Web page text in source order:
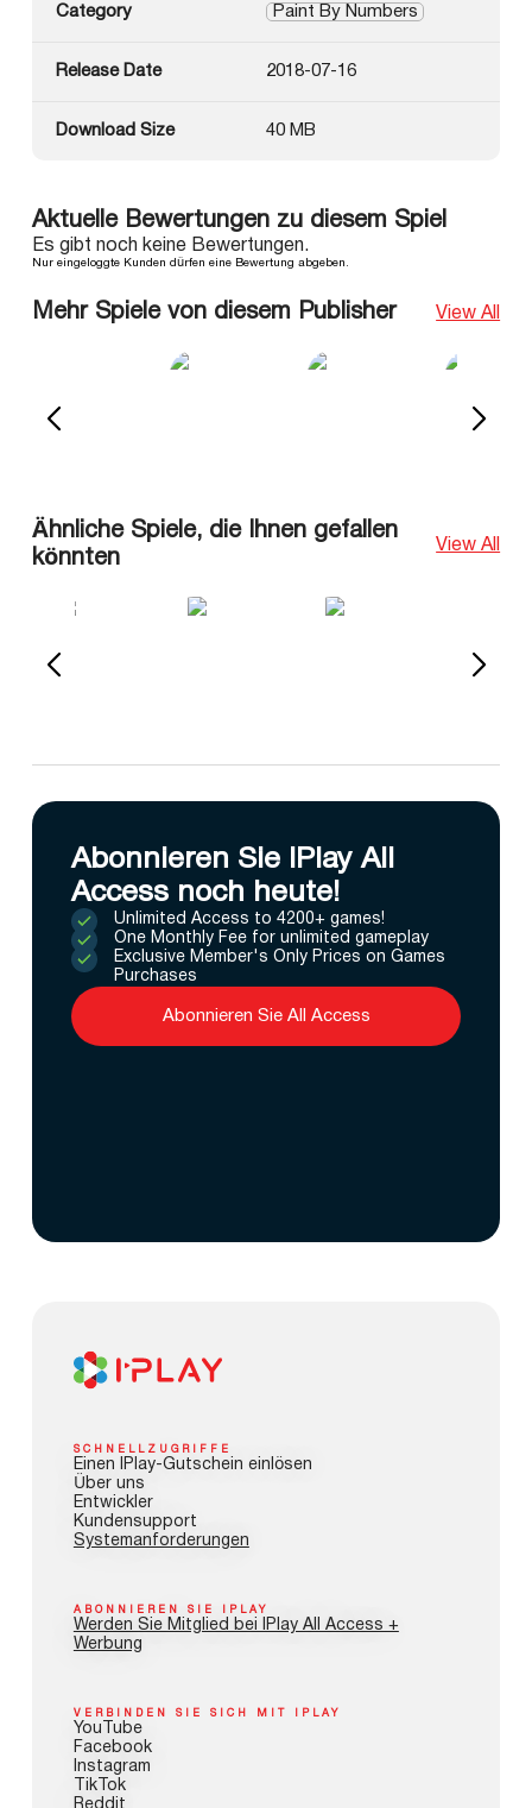
Category Paint By Numbers
Release Date 2018-07-16
Download Size 40 MB
Aktuelle Bewertungen zu diesem Spiel
Es gibt noch keine Bewertungen.
Nur eingeloggte Kunden dürfen eine Bewertung abgeben.
Mehr Spiele von diesem Publisher View All
Ähnliche Spiele, die Ihnen gefallen
könnten
View All
Abonnieren Sie IPlay All
Access noch heute!
Unlimited Access to 4200+ games!
One Monthly Fee for unlimited gameplay
Exclusive Member's Only Prices on Games
Purchases
Abonnieren Sie All Access
SCHNELLZUGRIFFE
Einen IPlay-Gutschein einlösen
Über uns
Entwickler
Kundensupport
Systemanforderungen
ABONNIEREN SIE IPLAY
Werden Sie Mitglied bei IPlay All Access +
Werbung
VERBINDEN SIE SICH MIT IPLAY
YouTube
Facebook
Instagram
TikTok